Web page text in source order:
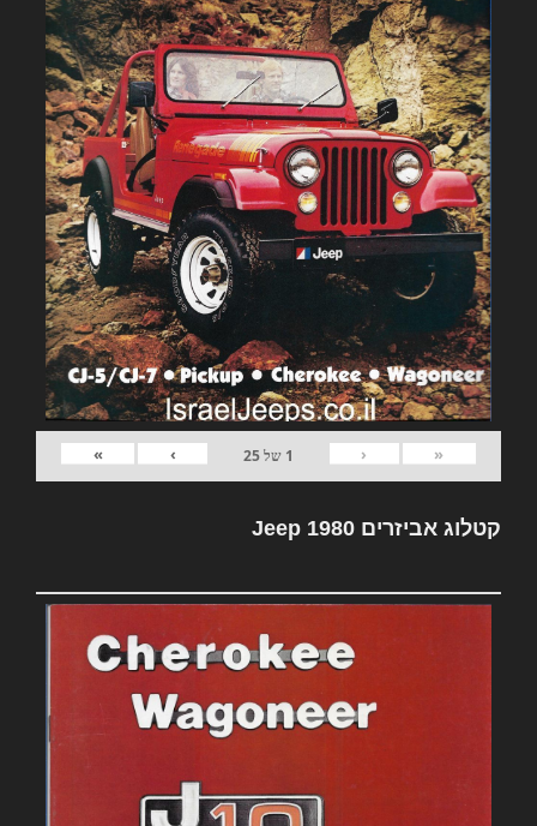
«
‹
1 של25
›
»
קטלוג אביזרים Jeep 1980